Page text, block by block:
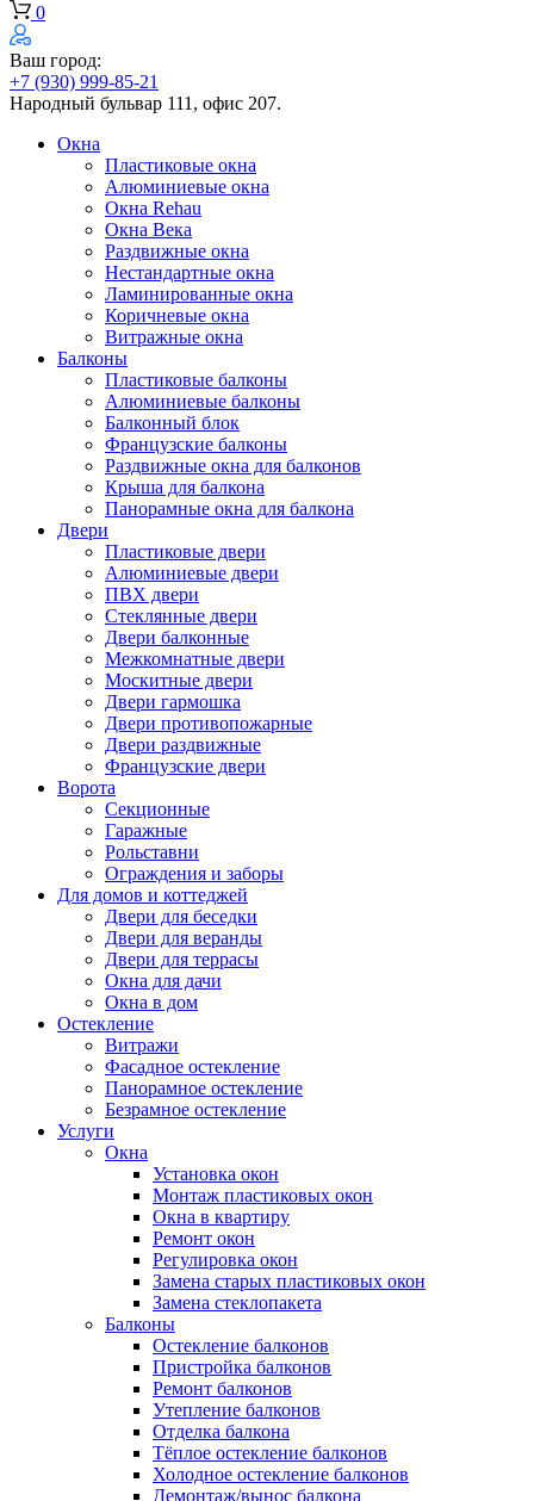
0
Ваш город:
+7 (930) 999-85-21
Народный бульвар 111, офис 207.
Окна
Пластиковые окна
Алюминиевые окна
Окна Rehau
Окна Века
Раздвижные окна
Нестандартные окна
Ламинированные окна
Коричневые окна
Витражные окна
Балконы
Пластиковые балконы
Алюминиевые балконы
Балконный блок
Французские балконы
Раздвижные окна для балконов
Крыша для балкона
Панорамные окна для балкона
Двери
Пластиковые двери
Алюминиевые двери
ПВХ двери
Стеклянные двери
Двери балконные
Межкомнатные двери
Москитные двери
Двери гармошка
Двери противопожарные
Двери раздвижные
Французские двери
Ворота
Секционные
Гаражные
Рольставни
Ограждения и заборы
Для домов и коттеджей
Двери для беседки
Двери для веранды
Двери для террасы
Окна для дачи
Окна в дом
Остекление
Витражи
Фасадное остекление
Панорамное остекление
Безрамное остекление
Услуги
Окна
Установка окон
Монтаж пластиковых окон
Окна в квартиру
Ремонт окон
Регулировка окон
Замена старых пластиковых окон
Замена стеклопакета
Балконы
Остекление балконов
Пристройка балконов
Ремонт балконов
Утепление балконов
Отделка балкона
Тёплое остекление балконов
Холодное остекление балконов
Демонтаж/вынос балкона